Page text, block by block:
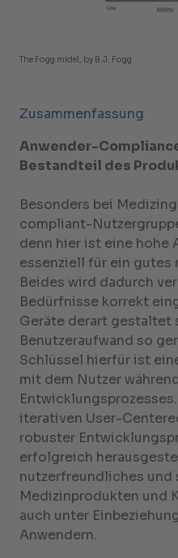
The Fogg midel, by B.J. Fogg
Zusammenfassung
Anwender-
Bestandteil des
Besonders bei
compliant-
denn hier ist eine hohe
essenziell für ein gutes
Beides wird dadurch
Bedürfnisse korrekt
Geräte derart gestaltet
Benutzeraufwand so
Schlüssel hierfür ist
mit dem Nutzer
iterativen User-
robuster
erfolgreich
nutzerfreundliches und
Medizinprodukten und
auch unter
Anwendern.